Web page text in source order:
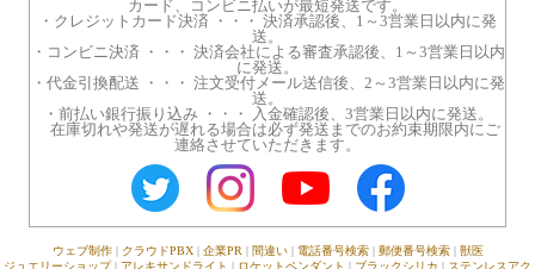
カード、コンビニ払いが最短発送です。
・クレジットカード決済 ・・・ 決済承認後、1～3営業日以内に発
送。
・コンビニ決済 ・・・ 決済会社による審査承認後、1～3営業日以内
に発送。
・代金引換配送 ・・・ 注文受付メール送信後、2～3営業日以内に発
送。
・前払い銀行振り込み ・・・ 入金確認後、3営業日以内に発送。
在庫切れや発送が遅れる場合は必ず発送までのお約束期限内にご
連絡させていただきます。
ウェブ制作| クラウドPBX| 企業PR| 間違い| 電話番号検索| 郵便番号検索| 獣医